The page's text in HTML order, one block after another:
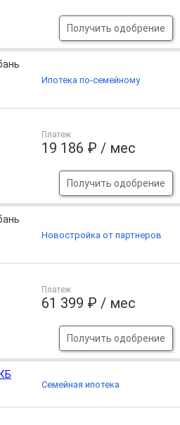
Получить одобрение
Платеж
19 186 ₽ / мес
Получить одобрение
Ипотека по-семейному
Платеж
61 399 ₽ / мес
Получить одобрение
Новостройка от партнеров
Семейная ипотека